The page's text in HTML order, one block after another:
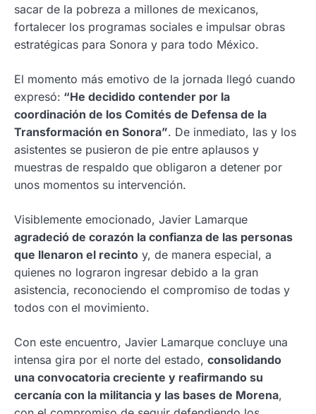
sacar de la pobreza a millones de mexicanos,
fortalecer los programas sociales e impulsar obras
estratégicas para Sonora y para todo México.
El momento más emotivo de la jornada llegó cuando
expresó: “He decidido contender por la
coordinación de los Comités de Defensa de la
Transformación en Sonora”. De inmediato, las y los
asistentes se pusieron de pie entre aplausos y
muestras de respaldo que obligaron a detener por
unos momentos su intervención.
Visiblemente emocionado, Javier Lamarque
agradeció de corazón la confianza de las personas
que llenaron el recinto y, de manera especial, a
quienes no lograron ingresar debido a la gran
asistencia, reconociendo el compromiso de todas y
todos con el movimiento.
Con este encuentro, Javier Lamarque concluye una
intensa gira por el norte del estado, consolidando
una convocatoria creciente y reafirmando su
cercanía con la militancia y las bases de Morena,